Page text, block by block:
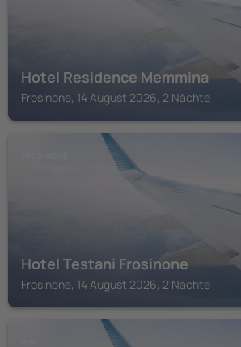
Hotel Residence Memmina
Frosinone, 14 August 2026, 2 Nächte
Hotel Testani Frosinone
Frosinone, 14 August 2026, 2 Nächte